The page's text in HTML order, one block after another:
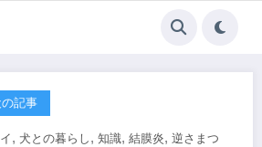
記事
, 犬との暮らし , 知識, 結膜炎, 逆さまつ